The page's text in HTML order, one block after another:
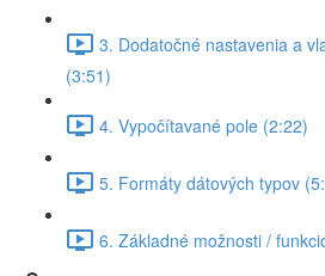
3. Dodatočné nastavenia a
(3:51)
4. Vypočítavané pole (2:22)
5. Formáty dátových typov
6. Základné možnosti /